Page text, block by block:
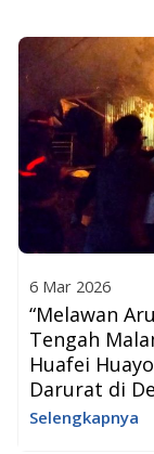
6 Mar 2026
“Melawan
Tengah
Huafei
Darurat di
Selengkapnya